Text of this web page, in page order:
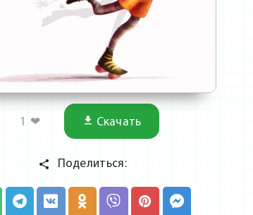
1 ❤ Скачать
Поделиться: